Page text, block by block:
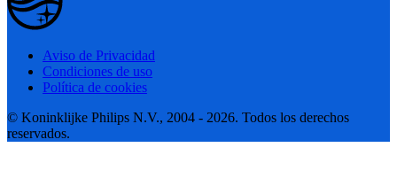
Aviso de Privacidad
Condiciones de uso
Política de cookies
© Koninklijke Philips N.V., 2004 - 2026. Todos los derechos
reservados.